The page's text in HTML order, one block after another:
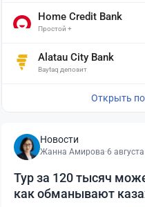
Home Credit Bank
Простой +
Alatau City Bank
Baytaq депозит
Открыть
Новости
Жанна Амирова·6
Тур за 120 тысяч
как обманывают